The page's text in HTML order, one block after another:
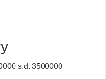
s.d. 3500000